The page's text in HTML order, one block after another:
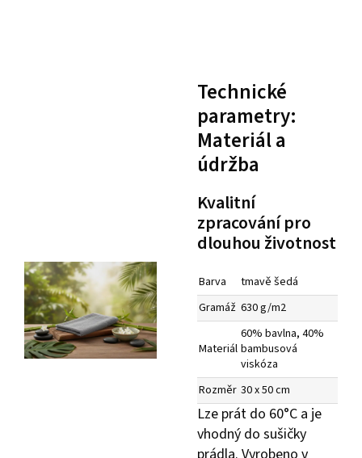
Technické
parametry:
Materiál a
údržba
Kvalitní
zpracování pro
dlouhou životnost
Barva
tmavě šedá
Gramáž 630 g/m2
Materiál
60% bavlna, 40%
bambusová
viskóza
Rozměr 30 x 50 cm
Lze prát do 60°C a je
vhodný do sušičky